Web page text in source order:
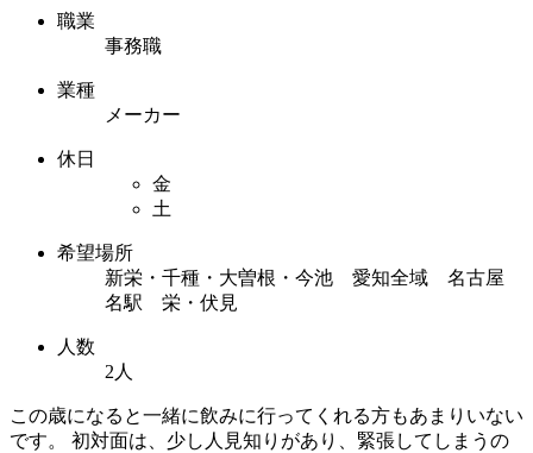
職業
事務職
業種
メーカー
休日
金
土
希望場所
新栄・千種・大曽根・今池 愛知全域 名古屋
名駅 栄・伏見
人数
2人
この歳になると一緒に飲みに行ってくれる方もあまりいない
です。 初対面は、少し人見知りがあり、緊張してしまうの